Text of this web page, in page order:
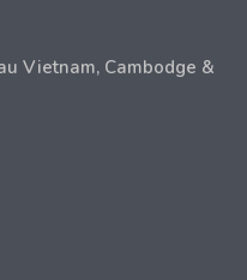
Vietnam, Cambodge &